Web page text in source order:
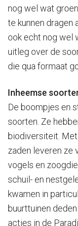
nog wel wat
te kunnen dragen
ook echt nog wel
uitleg over de
die qua formaat
Inheemse
De boompjes en
soorten. Ze
biodiversiteit. Met
zaden leveren ze
vogels en
schuil- en
kwamen in
buurttuinen
acties in de